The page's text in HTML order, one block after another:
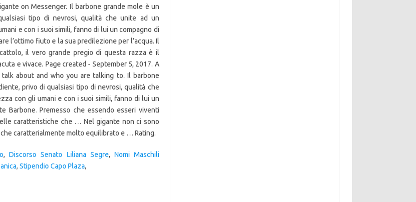
on Messenger. Il barbone grande mole è un
tipo di nevrosi, qualità che unite ad un
e con i suoi simili, fanno di lui un compagno di
l’ottimo fiuto e la sua predilezione per l’acqua. Il
il vero grande pregio di questa razza è il
e vivace. Page created - September 5, 2017. A
about and who you are talking to. Il barbone
privo di qualsiasi tipo di nevrosi, qualità che
con gli umani e con i suoi simili, fanno di lui un
Barbone. Premesso che essendo esseri viventi
caratteristiche che … Nel gigante non ci sono
caratterialmente molto equilibrato e … Rating.
,Discorso Senato Liliana Segre, Nomi Maschili
, Stipendio Capo Plaza,